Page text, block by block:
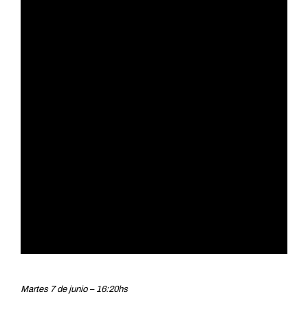
Martes 7 de junio – 16:20hs